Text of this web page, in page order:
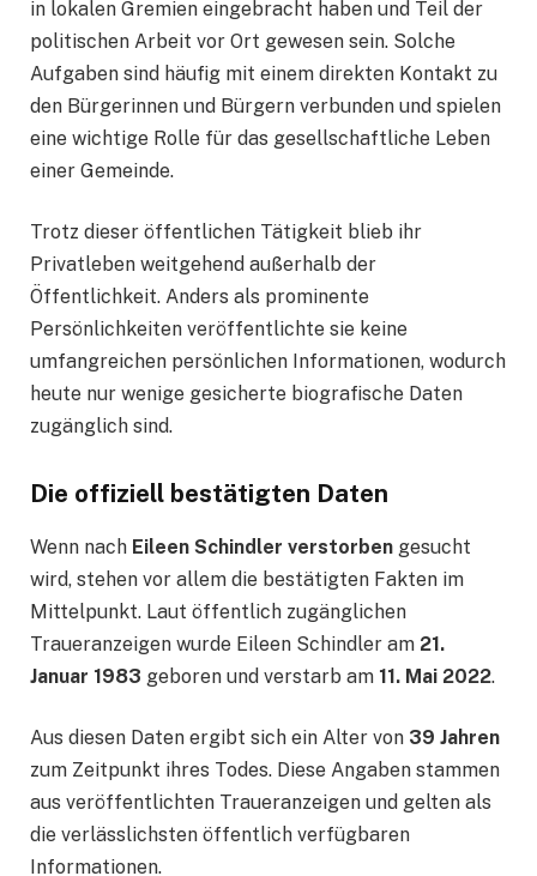
in lokalen Gremien eingebracht haben und Teil der
politischen Arbeit vor Ort gewesen sein. Solche
Aufgaben sind häufig mit einem direkten Kontakt zu
den Bürgerinnen und Bürgern verbunden und spielen
eine wichtige Rolle für das gesellschaftliche Leben
einer Gemeinde.
Trotz dieser öffentlichen Tätigkeit blieb ihr
Privatleben weitgehend außerhalb der
Öffentlichkeit. Anders als prominente
Persönlichkeiten veröffentlichte sie keine
umfangreichen persönlichen Informationen, wodurch
heute nur wenige gesicherte biografische Daten
zugänglich sind.
Die offiziell bestätigten Daten
Wenn nach Eileen Schindler verstorben gesucht
wird, stehen vor allem die bestätigten Fakten im
Mittelpunkt. Laut öffentlich zugänglichen
Traueranzeigen wurde Eileen Schindler am 21.
Januar 1983 geboren und verstarb am 11. Mai 2022.
Aus diesen Daten ergibt sich ein Alter von 39 Jahren
zum Zeitpunkt ihres Todes. Diese Angaben stammen
aus veröffentlichten Traueranzeigen und gelten als
die verlässlichsten öffentlich verfügbaren
Informationen.